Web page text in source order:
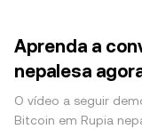
Aprenda a
nepalesa
O vídeo a seguir
Bitcoin em Rupia